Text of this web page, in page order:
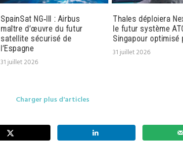
SpainSat NG‑III : Airbus
maître d’œuvre du futur
satellite sécurisé de
l’Espagne
31 juillet 2026
Thales déploiera
le futur système
Singapour optimisé
31 juillet 2026
Charger plus d'articles